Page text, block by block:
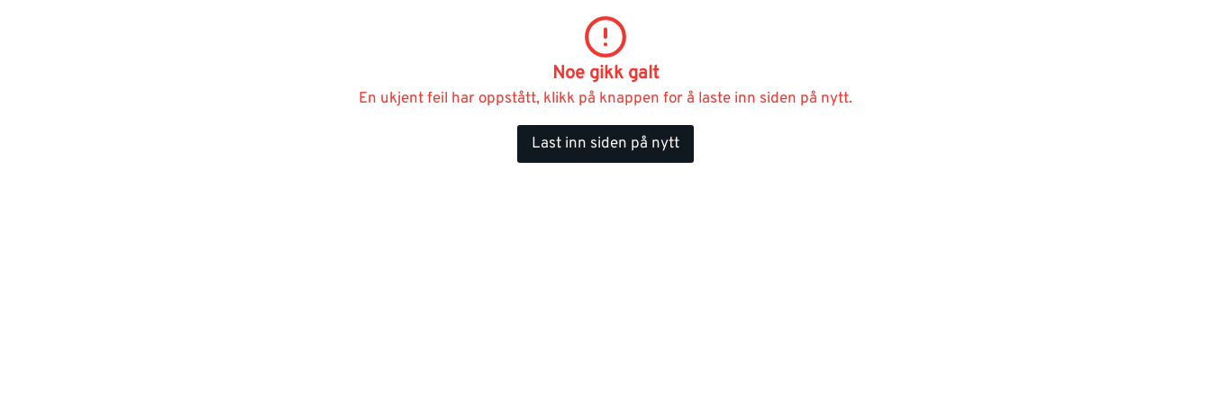
Noe gikk galt
En ukjent feil har oppstått, klikk på knappen for å laste inn siden på nytt.
Last inn siden på nytt